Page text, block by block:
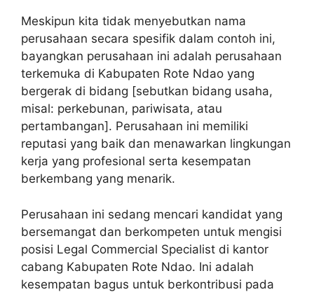
Meskipun kita tidak menyebutkan nama
perusahaan secara spesifik dalam contoh ini,
bayangkan perusahaan ini adalah perusahaan
terkemuka di Kabupaten Rote Ndao yang
bergerak di bidang [sebutkan bidang usaha,
misal: perkebunan, pariwisata, atau
pertambangan]. Perusahaan ini memiliki
reputasi yang baik dan menawarkan lingkungan
kerja yang profesional serta kesempatan
berkembang yang menarik.
Perusahaan ini sedang mencari kandidat yang
bersemangat dan berkompeten untuk mengisi
posisi Legal Commercial Specialist di kantor
cabang Kabupaten Rote Ndao. Ini adalah
kesempatan bagus untuk berkontribusi pada